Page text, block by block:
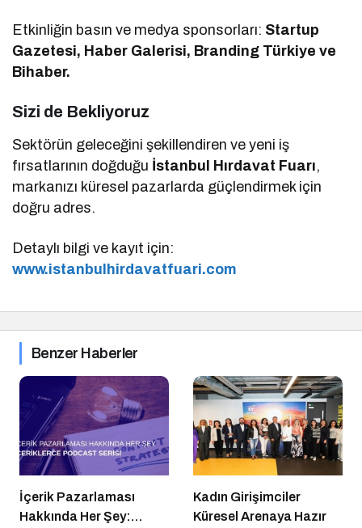
Etkinliğin basın ve medya sponsorları: Startup
Gazetesi, Haber Galerisi, Branding Türkiye ve
Bihaber.
Sizi de Bekliyoruz
Sektörün geleceğini şekillendiren ve yeni iş
fırsatlarının doğduğu İstanbul Hırdavat Fuarı,
markanızı küresel pazarlarda güçlendirmek için
doğru adres.
Detaylı bilgi ve kayıt için:
www.istanbulhirdavatfuari.com
Benzer Haberler
İçerik Pazarlaması
Hakkında Her Şey:
Kadın Girişimciler
Küresel Arenaya Hazır